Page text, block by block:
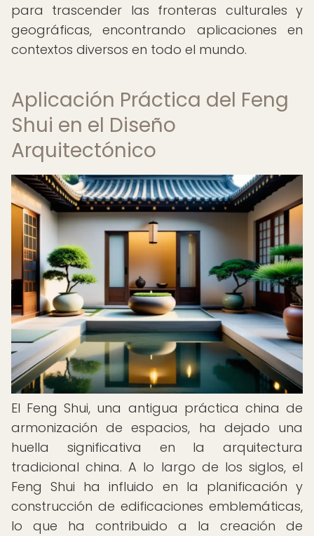
para trascender las fronteras culturales y
geográficas, encontrando aplicaciones en
contextos diversos en todo el mundo.
Aplicación Práctica del Feng
Shui en el Diseño
Arquitectónico
El Feng Shui, una antigua práctica china de
armonización de espacios, ha dejado una
huella significativa en la arquitectura
tradicional china. A lo largo de los siglos, el
Feng Shui ha influido en la planificación y
construcción de edificaciones emblemáticas,
lo que ha contribuido a la creación de